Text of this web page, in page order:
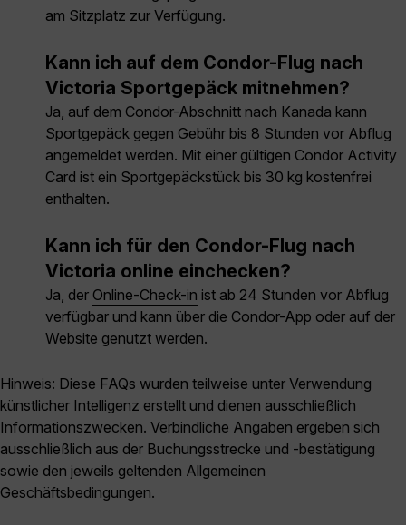
am Sitzplatz zur Verfügung.
Kann ich auf dem Condor-Flug nach
Victoria Sportgepäck mitnehmen?
Ja, auf dem Condor-Abschnitt nach Kanada kann
Sportgepäck gegen Gebühr bis 8 Stunden vor Abflug
angemeldet werden. Mit einer gültigen Condor Activity
Card ist ein Sportgepäckstück bis 30 kg kostenfrei
enthalten.
Kann ich für den Condor-Flug nach
Victoria online einchecken?
Ja, der Online-Check-in ist ab 24 Stunden vor Abflug
verfügbar und kann über die Condor-App oder auf der
Website genutzt werden.
Hinweis: Diese FAQs wurden teilweise unter Verwendung
künstlicher Intelligenz erstellt und dienen ausschließlich
Informationszwecken. Verbindliche Angaben ergeben sich
ausschließlich aus der Buchungsstrecke und -bestätigung
sowie den jeweils geltenden Allgemeinen
Geschäftsbedingungen.